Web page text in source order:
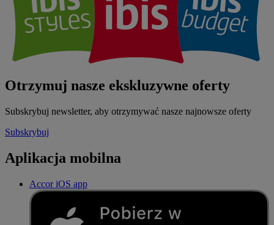
Otrzymuj nasze ekskluzywne oferty
Subskrybuj newsletter, aby otrzymywać nasze najnowsze oferty
Subskrybuj
Aplikacja mobilna
Accor iOS app